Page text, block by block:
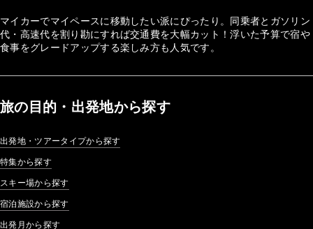
マイカーでマイペースに移動したい派にぴったり。同乗者とガソリン
代・高速代を割り勘にすれば交通費を大幅カット！浮いた予算で宿や
食事をグレードアップする楽しみ方も人気です。
旅の目的・出発地から探す
出発地・ツアータイプから探す
特集から探す
スキー場から探す
宿泊施設から探す
出発月から探す